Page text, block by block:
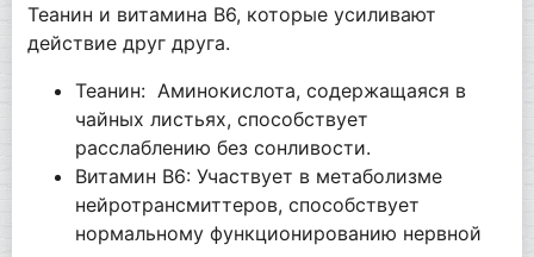
Теанин и витамина B6, которые усиливают
действие друг друга.
Теанин: Аминокислота, содержащаяся в
чайных листьях, способствует
расслаблению без сонливости.
Витамин В6: Участвует в метаболизме
нейротрансмиттеров, способствует
нормальному функционированию нервной